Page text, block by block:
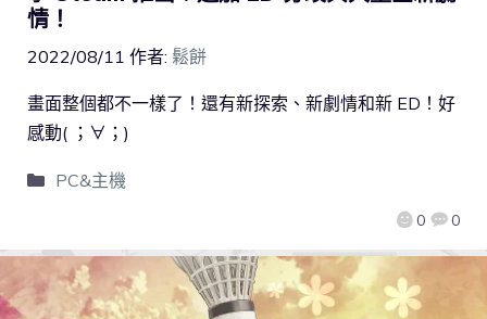
情！
2022/08/11 作者: 鬆餅
0 0
畫面整個都不一樣了！還有新探索、新劇情和新 ED！好
感動( ；∀；)
PC&主機